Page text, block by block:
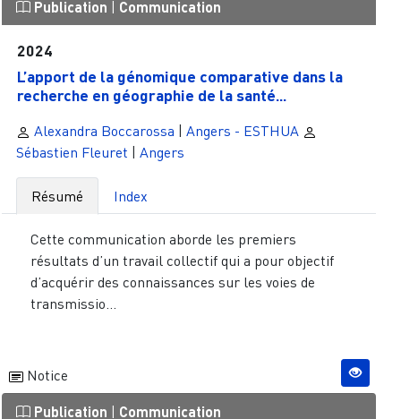
Publication | Communication
2024
L’apport de la génomique comparative dans la
recherche en géographie de la santé...
Alexandra Boccarossa
Angers - ESTHUA
Sébastien Fleuret
Angers
Résumé Index
Cette communication aborde les premiers
résultats d’un travail collectif qui a pour objectif
d’acquérir des connaissances sur les voies de
transmissio...
Notice
Publication Communication